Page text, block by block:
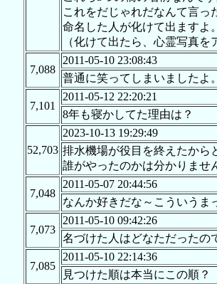
これをだじゃれだなんて言っ
命名した人が化けて出ますよ。
（化けて出たら、心霊写真
7,088
2011-05-10 23:08:43
普通に笑ってしまいましたよ
7,101
2011-05-12 22:20:21
8年も寝かしてた理由は？
52,703
2023-10-13 19:29:49
排水機場が役目を終えたから
誰がやったのかは分かりませ
7,048
2011-05-07 20:44:56
なんか好きだな～こういうま
7,073
2011-05-10 09:42:26
名づけた人はどなただったの
7,085
2011-05-10 22:14:36
見つけた順は本当にこの順？